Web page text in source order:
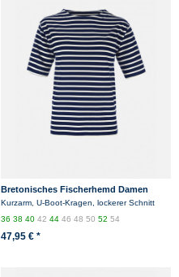
Bretonisches Fischerhemd Damen
Kurzarm - blau/ecrugestreift
Kurzarm, U-Boot-Kragen, lockerer Schnitt
36384042444648505254
47,95 € *